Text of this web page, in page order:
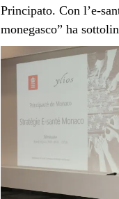
Principato. Con l’e-
monegasco” ha